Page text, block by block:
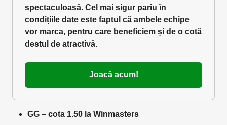
spectaculoasă. Cel mai sigur pariu în
condițiile date este faptul că ambele echipe
vor marca, pentru care beneficiem și de o cotă
destul de atractivă.
Joacă acum!
GG – cota 1.50 la Winmasters